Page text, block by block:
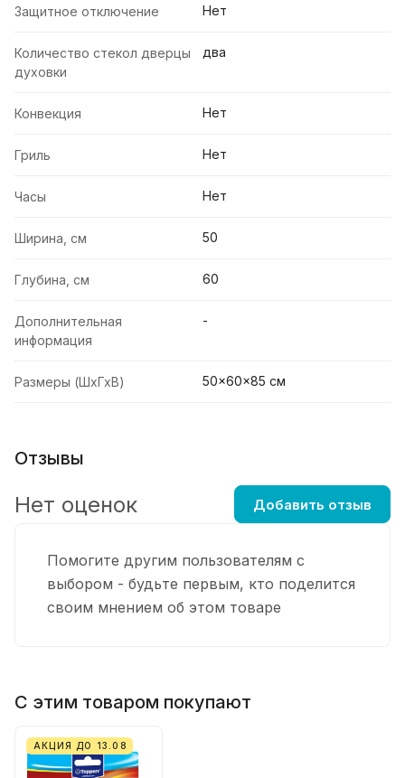
Защитное отключение Нет
Количество стекол дверцы
духовки
два
Конвекция Нет
Гриль Нет
Часы Нет
Ширина, см 50
Глубина, см 60
Дополнительная
информация
-
Размеры (ШхГхВ) 50x60x85 см
Отзывы
Помогите другим пользователям с
выбором - будьте первым, кто поделится
своим мнением об этом товаре
Нет оценок Добавить отзыв
С этим товаром покупают
АКЦИЯ ДО 13.08